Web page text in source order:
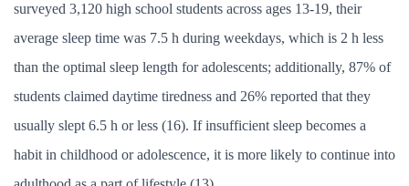
surveyed 3,120 high school students across ages 13-19, their
average sleep time was 7.5 h during weekdays, which is 2 h less
than the optimal sleep length for adolescents; additionally, 87% of
students claimed daytime tiredness and 26% reported that they
usually slept 6.5 h or less (16). If insufficient sleep becomes a
habit in childhood or adolescence, it is more likely to continue into